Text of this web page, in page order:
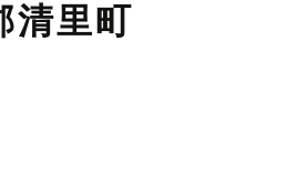
清里町